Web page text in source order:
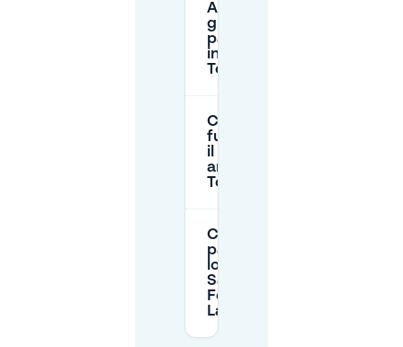
A che ora è
gratuito il
parcheggio
in strada a
Tolosa?
Come
funzionano
il park-
and-ride a
Tolosa?
C'è un
parcheggio in
loco presso la
Salle des
Fêtes de
Lafourguette?